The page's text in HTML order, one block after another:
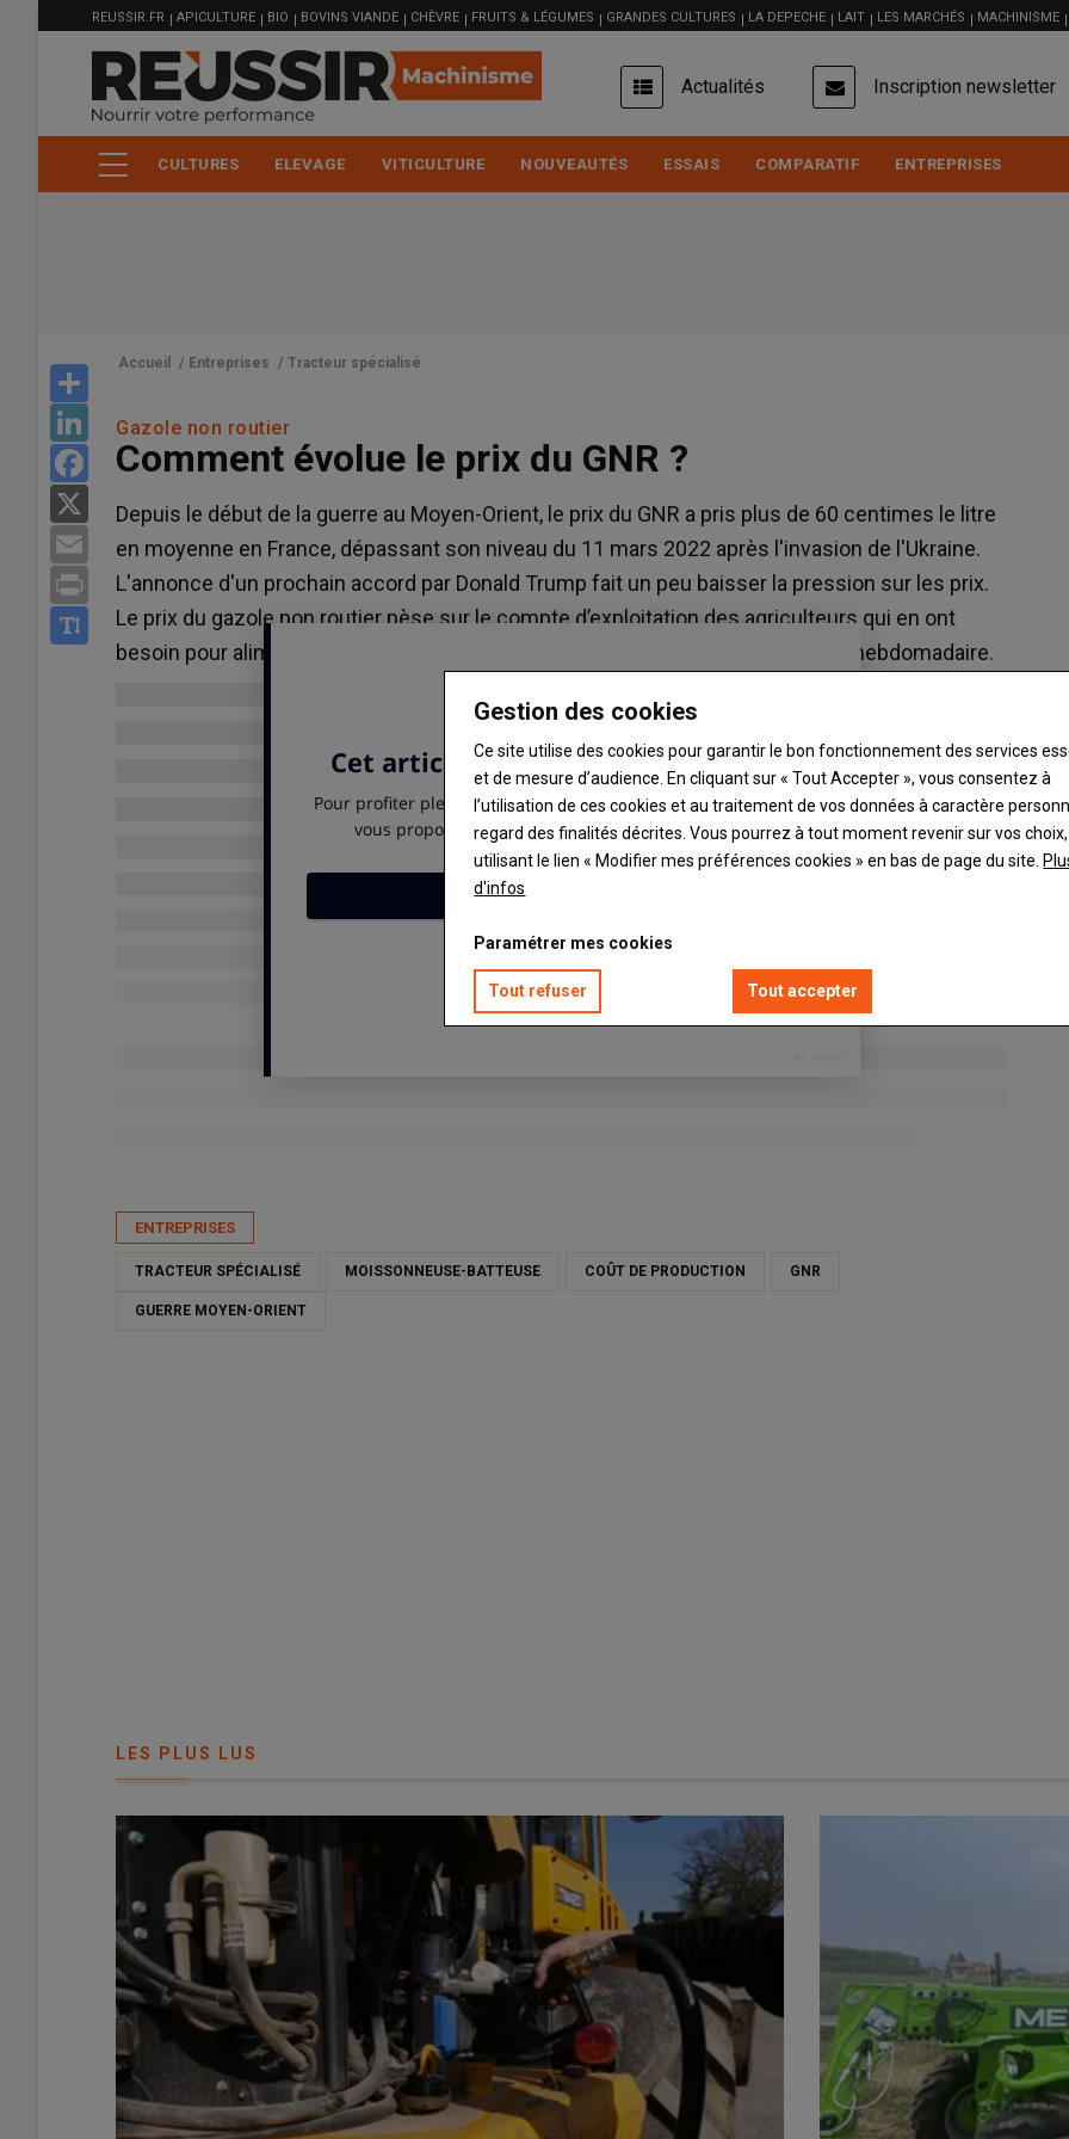
MENU
FILIÈRE
REUSSIR.FR APICULTURE BIO BOVINS VIANDE CHÈVRE FRUITS & LÉGUMES GRANDES CULTURES LA DEPECHE LAIT LES MARCHÉS MACHINISME
USER
ACCOUNT
MENU
Actualités Inscription newsletter
CULTURES ELEVAGE VITICULTURE NOUVEAUTÉS ESSAIS COMPARATIF ENTREPRISES
LinkedIn
Facebook
Email
Print
Accueil / Entreprises / Tracteur spécialisé
Gazole non routier
Comment évolue le prix du GNR ?
Depuis le début de la guerre au Moyen-Orient, le prix du GNR a pris plus de 60 centimes le litre
en moyenne en France, dépassant son niveau du 11 mars 2022 après l'invasion de l'Ukraine.
L'annonce d'un prochain accord par Donald Trump fait un peu baisser la pression sur les prix.
Le prix du gazole non routier pèse sur le compte d’exploitation des agriculteurs qui en ont
besoin pour alimenter leurs engins agricoles. Retrouvez sa courbe d’évolution hebdomadaire.
© David Laisney
[Mis à jour le 3 août à 15h45]
Pour alimenter leurs engins agricoles (tracteurs, chargeurs, moissonneuses…) les agriculteurs doivent utiliser
du gazole non-routier (GNR) depuis 2011
et ne sont plus autorisés à rouler au fioul domestique.
Lire aussi :GNR agricole : comment bénéficier du tarif réduit dès le 1er juillet 2024 ? où trouver l’attestation
ENTREPRISES
TRACTEUR SPÉCIALISÉ MOISSONNEUSE-BATTEUSE COÛT DE PRODUCTION GNR
GUERRE MOYEN-ORIENT
LES PLUS LUS
Gestion des cookies
Ce site utilise des cookies pour garantir le bon fonctionnement des services
et de mesure d’audience. En cliquant sur « Tout Accepter », vous consentez à
l’utilisation de ces cookies et au traitement de vos données à caractère
regard des finalités décrites. Vous pourrez à tout moment revenir sur vos
utilisant le lien « Modifier mes préférences cookies » en bas de page du site.
d'infos
Paramétrer mes cookies
Tout refuser Tout accepter